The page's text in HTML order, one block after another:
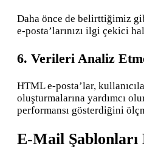
Daha önce de belirttiğimiz
e-posta’larınızı ilgi çekici
6. Verileri Analiz
HTML e-posta’lar,
oluşturmalarına yardımcı
performansı gösterdiğini
E-Mail